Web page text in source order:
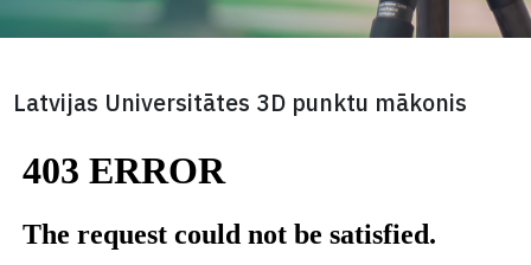
Latvijas Universitātes 3D punktu mākonis